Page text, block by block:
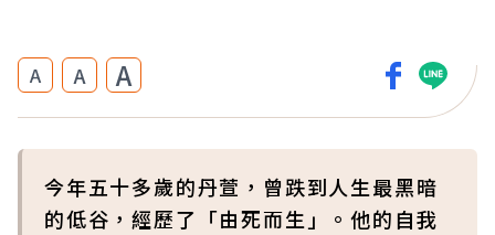
A A A
今年五十多歲的丹萱，曾跌到人生最黑暗
的低谷，經歷了「由死而生」。他的自我